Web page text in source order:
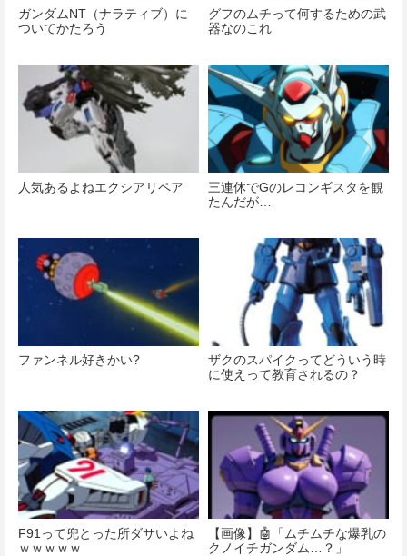
ガンダムNT（ナラティブ）に
ついてかたろう
グフのムチって何するための武
器なのこれ
人気あるよねエクシアリペア
三連休でGのレコンギスタを観
たんだが…
ファンネル好きかい?
ザクのスパイクってどういう時
に使えって教育されるの？
F91って兜とった所ダサいよね
ｗｗｗｗｗ
【画像】🤖「ムチムチな爆乳の
クノイチガンダム…？」